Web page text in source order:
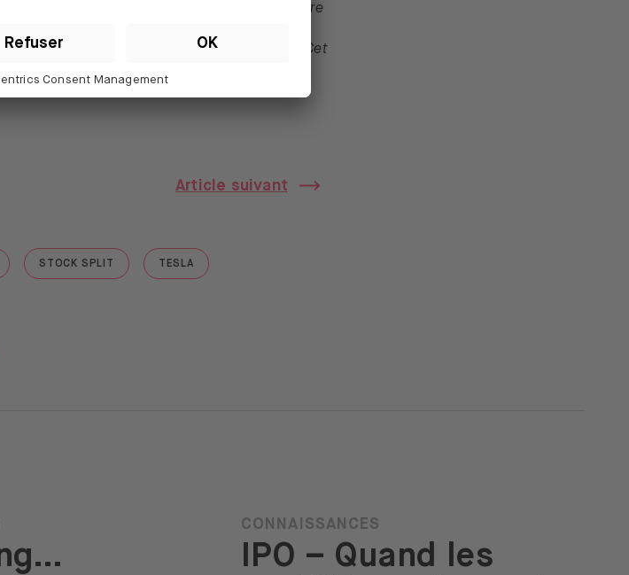
présentés dans cet article ne doivent pas être
personnels et les investisseurs
ou demander un avis indépendant. Cet
exigences légales visant à promouvoir le
et est considéré comme une
Article suivant
D'ACTION"
STOCK SPLIT
GO TO "STOCK SPLIT"
TESLA
GO TO "TESLA"
with Email
CONNAISSANCES
IPO – Quand les